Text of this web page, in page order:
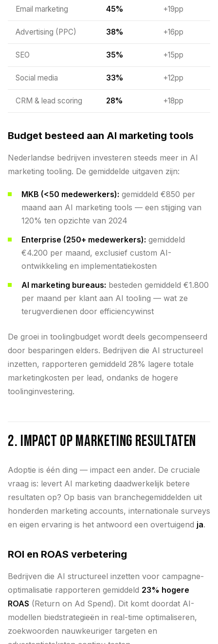
Email marketing 45% +19pp
Advertising (PPC) 38% +16pp
SEO 35% +15pp
Social media 33% +12pp
CRM & lead scoring 28% +18pp
Budget besteed aan AI marketing tools
Nederlandse bedrijven investeren steeds meer in AI
marketing tooling. De gemiddelde uitgaven zijn:
MKB (<50 medewerkers): gemiddeld €850 per
maand aan AI marketing tools — een stijging van
120% ten opzichte van 2024
Enterprise (250+ medewerkers): gemiddeld
€4.200 per maand, exclusief custom AI-
ontwikkeling en implementatiekosten
AI marketing bureaus: besteden gemiddeld €1.800
per maand per klant aan AI tooling — wat ze
terugverdienen door efficiencywinst
De groei in toolingbudget wordt deels gecompenseerd
door besparingen elders. Bedrijven die AI structureel
inzetten, rapporteren gemiddeld 28% lagere totale
marketingkosten per lead, ondanks de hogere
toolinginvestering.
2. Impact op Marketing Resultaten
Adoptie is één ding — impact een ander. De cruciale
vraag is: levert AI marketing daadwerkelijk betere
resultaten op? Op basis van branchegemiddelden uit
honderden marketing accounts, internationale surveys
en eigen ervaring is het antwoord een overtuigend ja.
ROI en ROAS verbetering
Bedrijven die AI structureel inzetten voor campagne-
optimalisatie rapporteren gemiddeld 23% hogere
ROAS (Return on Ad Spend). Dit komt doordat AI-
modellen biedstrategieën in real-time optimaliseren,
zoekwoorden nauwkeuriger targeten en